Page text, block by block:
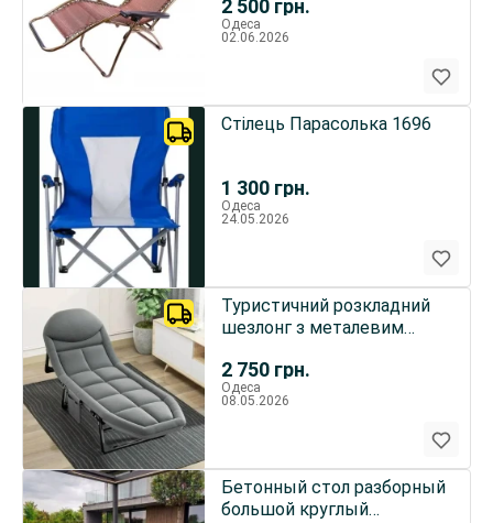
2 500 грн.
Одеса
02.06.2026
1 300 грн.
Стілець Парасолька 1696
Одеса
24.05.2026
2 750 грн.
Туристичний розкладний
шезлонг з металевим
4,5кг
Одеса
08.05.2026
Бетонный стол разборный
большой круглый